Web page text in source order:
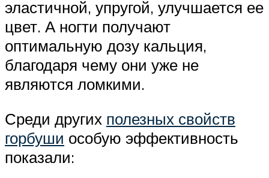
эластичной, упругой, улучшается ее
цвет. А ногти получают
оптимальную дозу кальция,
благодаря чему они уже не
являются ломкими.
Среди других полезных свойств
горбуши особую эффективность
показали: